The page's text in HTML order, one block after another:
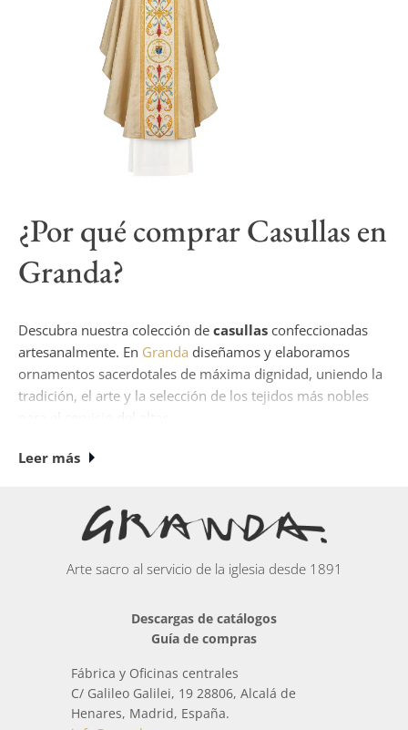
¿Por qué comprarCasullas en
Granda?
Descubra nuestra colección de casullas confeccionadas
artesanalmente. En Granda diseñamos y elaboramos
ornamentos sacerdotales de máxima dignidad, uniendo la
tradición, el arte y la selección de los tejidos más nobles
Confección artesanal de
casullas sacerdotales
proceso minucioso que requiere de manos expertas. Cada
cuidando hasta el más mínimo detalle, empleando
materiales de primera calidad como sedas, damascos,
casullas bordadas a mano , que incorporan aplicaciones,
hilos de oro y seda, creando piezas únicas que aportan
Leer más
Arte sacro al servicio de la iglesia desde 1891
Descargas de catálogos
Guía de compras
Fábrica y Oficinas centrales
C/ Galileo Galilei, 19 28806, Alcalá de
Henares, Madrid, España.